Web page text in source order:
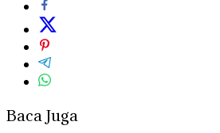
Baca Juga